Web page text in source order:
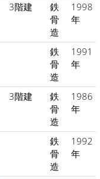
3階建
鉄
骨
造
1998
年
鉄
骨
造
1991
年
3階建
鉄
骨
造
1986
年
鉄
骨
造
1992
年